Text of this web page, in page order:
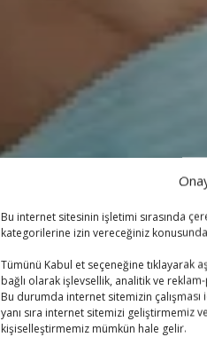
Bu internet sitesinin işletimi sırasında
kategorilerine izin vereceğiniz
Tümünü Kabul et seçeneğine tıklayarak
bağlı olarak işlevsellik, analitik ve
Bu durumda internet sitemizin
yanı sıra internet sitemizi geliştirmemiz
kişiselleştirmemiz mümkün hale gelir.